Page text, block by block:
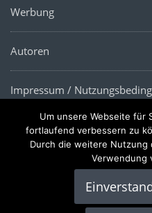
Werbung
Autoren
Impressum /
Datenschutz
Copyright © 2022 |Die
Um unsere Webseite für
fortlaufend verbessern zu
Durch die weitere Nutzung
Verwendung